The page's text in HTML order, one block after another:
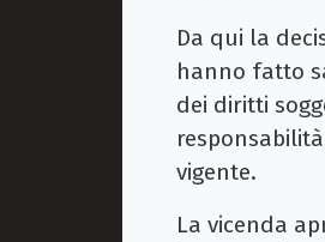
Da qui la
hanno fatto
dei diritti
vigente.
La vicenda